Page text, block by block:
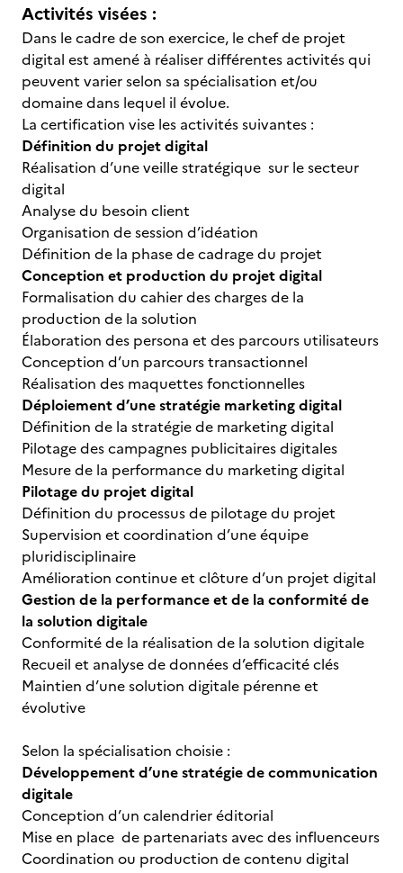
Activités visées :
Dans le cadre de son exercice, le chef de projet
digital est amené à réaliser différentes activités qui
peuvent varier selon sa spécialisation et/ou
domaine dans lequel il évolue.
La certification vise les activités suivantes :
Définition du projet digital
Réalisation d’une veille stratégique sur le secteur
digital
Analyse du besoin client
Organisation de session d’idéation
Définition de la phase de cadrage du projet
Conception et production du projet digital
Formalisation du cahier des charges de la
production de la solution
Élaboration des persona et des parcours utilisateurs
Conception d’un parcours transactionnel
Réalisation des maquettes fonctionnelles
Déploiement d’une stratégie marketing digital
Définition de la stratégie de marketing digital
Pilotage des campagnes publicitaires digitales
Mesure de la performance du marketing digital
Pilotage du projet digital
Définition du processus de pilotage du projet
Supervision et coordination d’une équipe
pluridisciplinaire
Amélioration continue et clôture d’un projet digital
Gestion de la performance et de la conformité de
la solution digitale
Conformité de la réalisation de la solution digitale
Recueil et analyse de données d’efficacité clés
Maintien d’une solution digitale pérenne et
évolutive
Selon la spécialisation choisie :
Développement d’une stratégie de communication
digitale
Conception d’un calendrier éditorial
Mise en place de partenariats avec des influenceurs
Coordination ou production de contenu digital